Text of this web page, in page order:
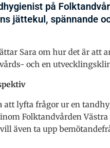
på
jättekul, spännande
Sara om hur det är att
och en
att lyfta frågor ur en
Folktandvården
även ta upp